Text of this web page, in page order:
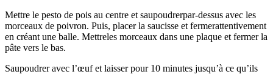
Mettre le pesto de pois au centre et saupoudrerpar-dessus avec les
morceaux de poivron. Puis, placer la saucisse et fermerattentivement
en créant une balle. Mettreles morceaux dans une plaque et fermer la
pâte vers le bas.
Saupoudrer avec l’œuf et laisser pour 10 minutes jusqu’à ce qu’ils